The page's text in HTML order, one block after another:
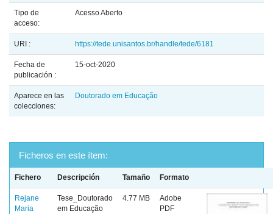
Tipo de
acceso:
Acesso Aberto
URI : https://tede.unisantos.br/handle/tede/6181
Fecha de
publicación :
15-oct-2020
Aparece en las
colecciones:
Doutorado em Educação
Ficheros en este ítem:
Fichero Descripción Tamaño Formato
Rejane
Maria
Tese_Doutorado
em Educação
4.77 MB
Adobe
PDF